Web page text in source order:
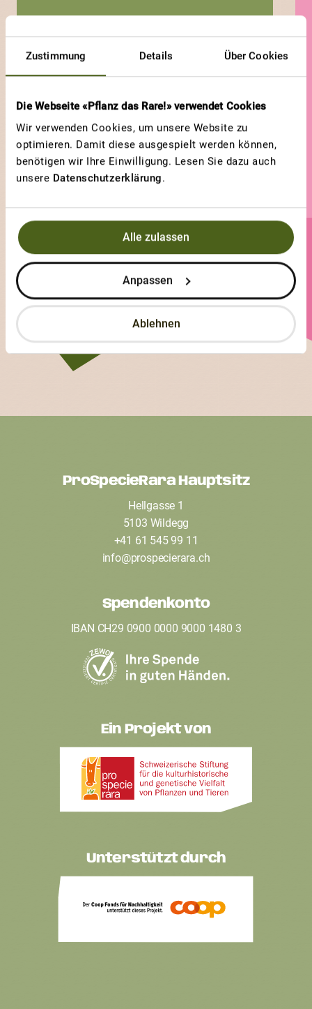
Zustimmung Details Über Cookies
Die Webseite «Pflanz das Rare!» verwendet Cookies
Wir verwenden Cookies, um unsere Website zu
optimieren. Damit diese ausgespielt werden können,
benötigen wir Ihre Einwilligung. Lesen Sie dazu auch
unsere Datenschutzerklärung.
Alle zulassen
Anpassen
Ablehnen
Laurajoerin
0 Sorten
3 Votes
ProSpecieRara Hauptsitz
Hellgasse 1
5103 Wildegg
+41 61 545 99 11
info@prospecierara.ch
Spendenkonto
IBAN CH29 0900 0000 9000 1480 3
Ein Projekt von
Unterstützt durch